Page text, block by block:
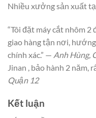
Nhiều xưởng sản xuất
“Tôi đặt máy cắt nhôm
giao hàng tận nơi,
chính xác.” — Anh Hùng,
Jinan , bảo hành 2 năm,
Quận 12
Kết luận